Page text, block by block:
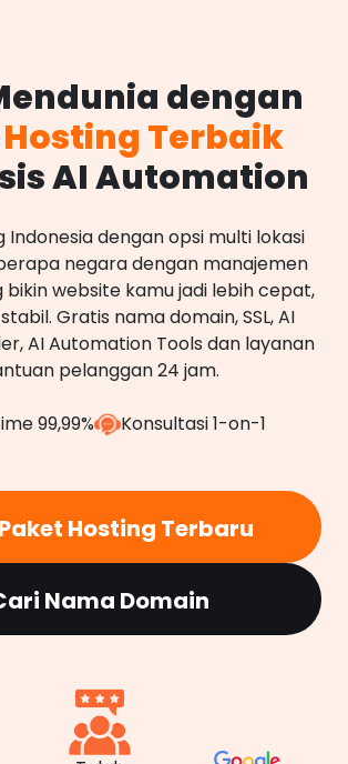
dengan
Terbaik
AI Automation
Indonesia dengan opsi multi lokasi
negara dengan manajemen
website kamu jadi lebih cepat,
Gratis nama domain, SSL, AI
AI Automation Tools dan layanan
pelanggan 24 jam.
99,99% Konsultasi 1-on-1
Hosting Terbaru
Nama Domain